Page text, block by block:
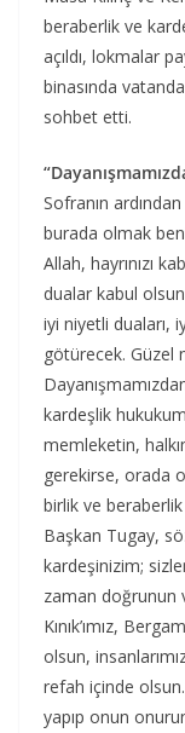
beraberlik ve
açıldı, lokmalar
binasında
sohbet etti.
Sofranın
burada olmak
Allah, hayrınızı
dualar kabul
iyi niyetli duaları,
götürecek. Güzel
kardeşlik
memleketin,
gerekirse, orada
birlik ve beraberlik
Başkan Tugay,
kardeşinizim;
zaman doğrunun
Kınık’ımız,
olsun,
refah içinde
yapıp onun